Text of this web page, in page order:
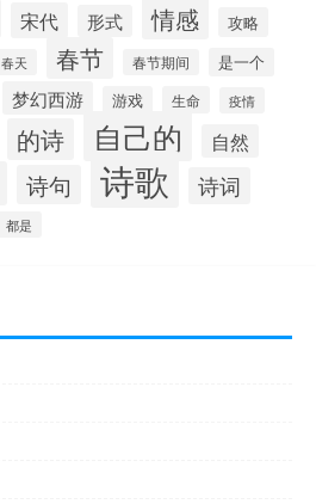
宋代 形式 情感 攻略
春天 春节 春节期间 是一个
梦幻西游 游戏 生命 疫情
的诗 自己的 自然
诗句 诗歌 诗词
都是